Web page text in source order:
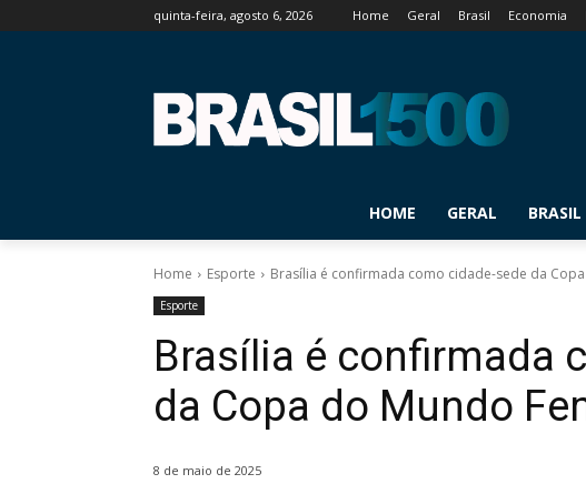
quinta-feira, agosto 6, 2026 Home Geral Brasil Economia
HOME GERAL BRASIL
Home Esporte Brasília é confirmada como cidade-sede da
Esporte
Brasília é confirmada
da Copa do Mundo
8 de maio de 2025